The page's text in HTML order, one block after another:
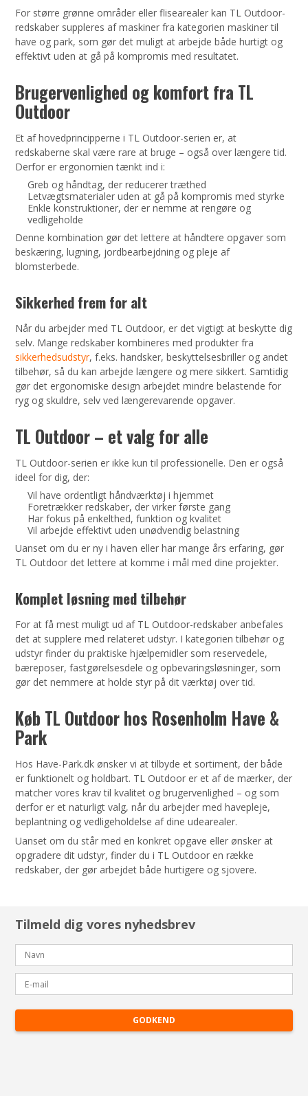
For større grønne områder eller flisearealer kan TL Outdoor-
redskaber suppleres af maskiner fra kategorien maskiner til
have og park, som gør det muligt at arbejde både hurtigt og
effektivt uden at gå på kompromis med resultatet.
Brugervenlighed og komfort fra TL
Outdoor
Et af hovedprincipperne i TL Outdoor-serien er, at
redskaberne skal være rare at bruge – også over længere tid.
Derfor er ergonomien tænkt ind i:
Greb og håndtag, der reducerer træthed
Letvægtsmaterialer uden at gå på kompromis med styrke
Enkle konstruktioner, der er nemme at rengøre og
vedligeholde
Denne kombination gør det lettere at håndtere opgaver som
beskæring, lugning, jordbearbejdning og pleje af
blomsterbede.
Sikkerhed frem for alt
Når du arbejder med TL Outdoor, er det vigtigt at beskytte dig
selv. Mange redskaber kombineres med produkter fra
sikkerhedsudstyr, f.eks. handsker, beskyttelsesbriller og andet
tilbehør, så du kan arbejde længere og mere sikkert. Samtidig
gør det ergonomiske design arbejdet mindre belastende for
ryg og skuldre, selv ved længerevarende opgaver.
TL Outdoor – et valg for alle
TL Outdoor-serien er ikke kun til professionelle. Den er også
ideel for dig, der:
Vil have ordentligt håndværktøj i hjemmet
Foretrækker redskaber, der virker første gang
Har fokus på enkelthed, funktion og kvalitet
Vil arbejde effektivt uden unødvendig belastning
Uanset om du er ny i haven eller har mange års erfaring, gør
TL Outdoor det lettere at komme i mål med dine projekter.
Komplet løsning med tilbehør
For at få mest muligt ud af TL Outdoor-redskaber anbefales
det at supplere med relateret udstyr. I kategorien tilbehør og
udstyr finder du praktiske hjælpemidler som reservedele,
bæreposer, fastgørelsesdele og opbevaringsløsninger, som
gør det nemmere at holde styr på dit værktøj over tid.
Køb TL Outdoor hos Rosenholm Have &
Park
Hos Have-Park.dk ønsker vi at tilbyde et sortiment, der både
er funktionelt og holdbart. TL Outdoor er et af de mærker, der
matcher vores krav til kvalitet og brugervenlighed – og som
derfor er et naturligt valg, når du arbejder med havepleje,
beplantning og vedligeholdelse af dine udearealer.
Uanset om du står med en konkret opgave eller ønsker at
opgradere dit udstyr, finder du i TL Outdoor en række
redskaber, der gør arbejdet både hurtigere og sjovere.
Tilmeld dig vores nyhedsbrev
GODKEND